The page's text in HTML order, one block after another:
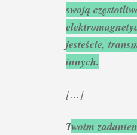
swoją
jesteście,
innych.
[…]
Twoim